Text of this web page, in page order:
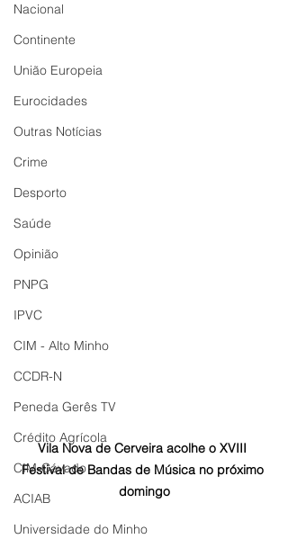
Nacional
Continente
União Europeia
Eurocidades
Outras Notícias
Crime
Desporto
Saúde
Opinião
PNPG
IPVC
CIM - Alto Minho
CCDR-N
Peneda Gerês TV
Crédito Agrícola
CIM-Cávado
ACIAB
Universidade do Minho
Vila Nova de Cerveira acolhe o XVIII
Festival de Bandas de Música no próximo
domingo